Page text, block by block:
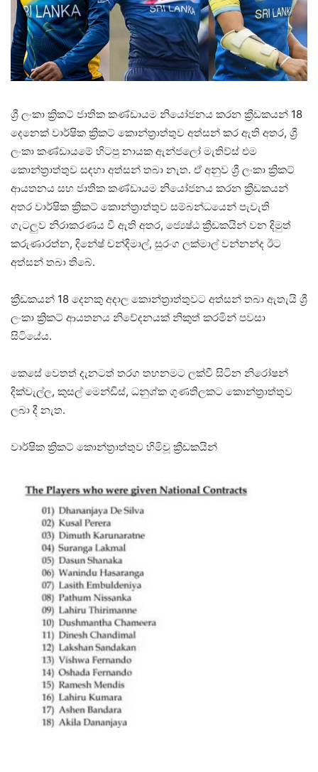
ශ්‍රී ලංකා ක්‍රිකට් ජාතික කණ්ඩායම නියෝජනය කරන ක්‍රීඩකයන් 18
දෙනෙක් වාර්ෂික ක්‍රිකට් කොන්ත්‍රාත්තුව අත්සන් කර ඇති අතර, ශ්‍රී
ලංකා කණ්ඩායමේ හිටපු නායක ඇන්ජලෝ මැතිව්ස් එම
කොන්ත්‍රාත්තුව සඳහා අත්සන් තබා නැත. ඒ අනුව ශ්‍රී ලංකා ක්‍රිකට්
ආයතනය සහ ජාතික කණ්ඩායම නියෝජනය කරන ක්‍රීඩකයන්
අතර වාර්ෂික ක්‍රිකට් කොන්ත්‍රාත්තුව සම්බන්ධයෙන් පැවැති
ගැටලුව නිරාකරණය වී ඇති අතර, ජ්‍යෙෂ්ඨ ක්‍රීඩකයින් වන දිමුත්
කරුණාරත්න, දිනේෂ් චන්දිමාල්, සුරංග ලක්මාල් වන්නන්ද ඊට
අත්සන් තබා තිබේ.
ක්‍රීඩකයන් 18 දෙනකු අදාල කොන්ත්‍රාත්තුවට අත්සන් තබා ඇතැයි ශ්‍රී
ලංකා ක්‍රිකට් ආයතනය නිවේදනයක් නිකුත් කරමින් පවසා
සිටියේය.
කෙසේ වෙතත් දැනටත් තරග තහනමට ලක්වී සිටින නිරෝෂන්
දික්වැල්ල, කුසල් මෙන්ඩිස්, ධනුශ්ක ගුණතිලකට කොන්ත‍්‍රාත්තුව
ලබා දී නැත.
වාර්ෂික ක්‍රිකට් කොන්ත්‍රාත්තුව හිමිවූ ක්‍රීඩකයින්